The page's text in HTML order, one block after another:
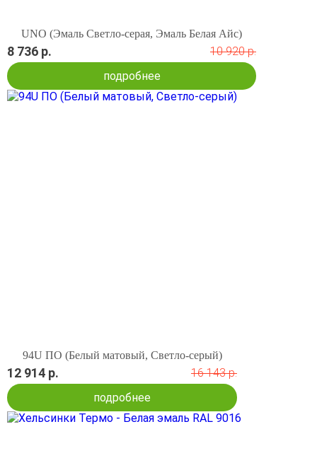
UNO (Эмаль Светло-серая, Эмаль Белая Айс)
8 736 р.
10 920 р.
подробнее
94U ПО (Белый матовый, Светло-серый)
12 914 р.
16 143 р.
подробнее